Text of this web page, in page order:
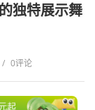
独特展示舞
/ 0评论